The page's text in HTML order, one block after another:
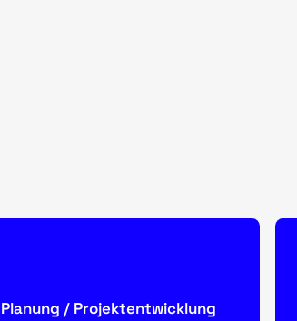
Planung / Projektentwicklung